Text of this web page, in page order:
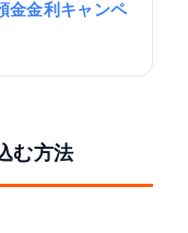
金金利キャンペ
む方法